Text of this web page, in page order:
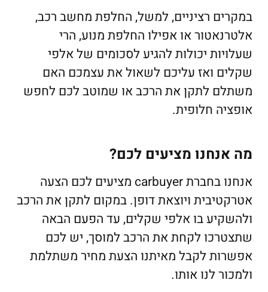
במקרים רציניים, למשל, החלפת מחשב רכב,
אלטרנאטור או אפילו החלפת מנוע, הרי
שעלויות יכולות להגיע לסכומים של אלפי
שקלים ואז עליכם לשאול את עצמכם האם
משתלם לתקן את הרכב או שמוטב לכם לחפש
אופציה חלופית.
מה אנחנו מציעים לכם?
אנחנו בחברת carbuyer מציעים לכם הצעה
אטרקטיבית ויוצאת דופן. במקום לתקן את הרכב
ולהשקיע בו אלפי שקלים, עד הפעם הבאה
שתצטרכו לקחת את הרכב למוסך, יש לכם
אפשרות לקבל מאיתנו הצעת מחיר משתלמת
ולמכור לנו אותו.